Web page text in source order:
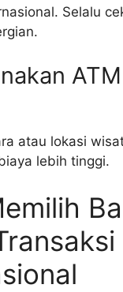
Selalu
atau lokasi
lebih tinggi.